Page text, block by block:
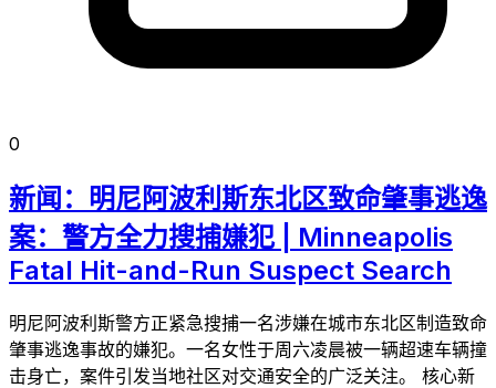
0
新闻：明尼阿波利斯东北区致命肇事逃逸
案：警方全力搜捕嫌犯 | Minneapolis
Fatal Hit-and-Run Suspect Search
明尼阿波利斯警方正紧急搜捕一名涉嫌在城市东北区制造致命
肇事逃逸事故的嫌犯。一名女性于周六凌晨被一辆超速车辆撞
击身亡，案件引发当地社区对交通安全的广泛关注。 核心新